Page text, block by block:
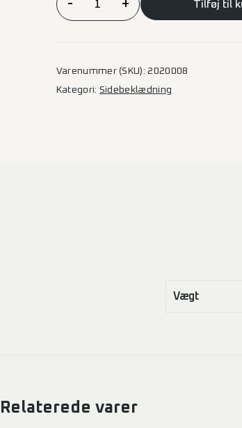
Expert/Jumpy/Proace/Vivaro/Scudo
2SD
- + Tilføj til
Varenummer (SKU):2020008
Kategori: Sidebeklædning
Vægt
Relaterede varer